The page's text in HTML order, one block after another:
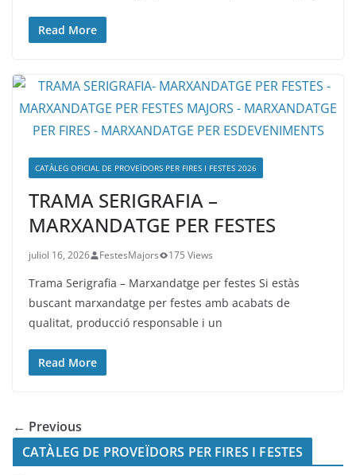
Read More
CATÀLEG OFICIAL DE PROVEÏDORS PER FIRES I FESTES 2026
TRAMA SERIGRAFIA –
MARXANDATGE PER FESTES
juliol 16, 2026 FestesMajors 175 Views
Trama Serigrafia – Marxandatge per festes Si estàs
buscant marxandatge per festes amb acabats de
qualitat, producció responsable i un
Read More
← Previous
CATÀLEG DE PROVEÏDORS PER FIRES I FESTES